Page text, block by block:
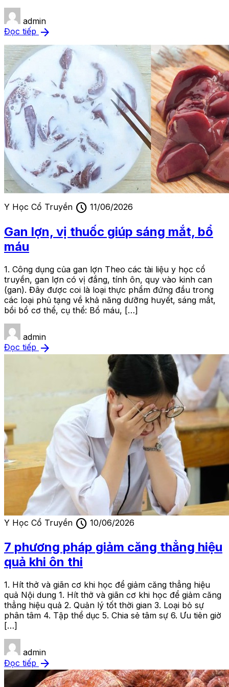
admin
Đọc tiếp arrow_forward
Y Học Cổ Truyền schedule 11/06/2026
Gan lợn, vị thuốc giúp sáng mắt, bổ
máu
1. Công dụng của gan lợn Theo các tài liệu y học cổ
truyền, gan lợn có vị đắng, tính ôn, quy vào kinh can
(gan). Đây được coi là loại thực phẩm đứng đầu trong
các loại phủ tạng về khả năng dưỡng huyết, sáng mắt,
bồi bổ cơ thể, cụ thể: Bổ máu, […]
admin
Đọc tiếp arrow_forward
Y Học Cổ Truyền schedule 10/06/2026
7 phương pháp giảm căng thẳng hiệu
quả khi ôn thi
1. Hít thở và giãn cơ khi học để giảm căng thẳng hiệu
quả Nội dung 1. Hít thở và giãn cơ khi học để giảm căng
thẳng hiệu quả 2. Quản lý tốt thời gian 3. Loại bỏ sự
phân tâm 4. Tập thể dục 5. Chia sẻ tâm sự 6. Ưu tiên giờ
[…]
admin
Đọc tiếp arrow_forward